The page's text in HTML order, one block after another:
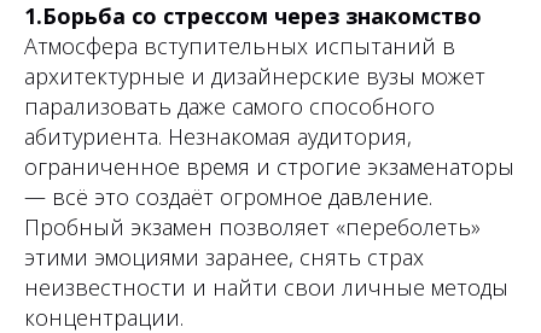
1.Борьба со стрессом через знакомство
Атмосфера вступительных испытаний в
архитектурные и дизайнерские вузы может
парализовать даже самого способного
абитуриента. Незнакомая аудитория,
ограниченное время и строгие экзаменаторы
— всё это создаёт огромное давление.
Пробный экзамен позволяет «переболеть»
этими эмоциями заранее, снять страх
неизвестности и найти свои личные методы
концентрации.